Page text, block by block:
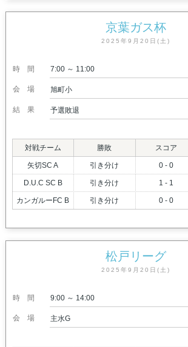
京葉ガス杯
2025年9月20日(土)
時間 7:00 ～ 11:00
会場 旭町小
結果 予選敗退
対戦チーム 勝敗 スコア
矢切SC A 引き分け 0 - 0
D.U.C SC B 引き分け 1 - 1
カンガルーFC B 引き分け 0 - 0
松戸リーグ
2025年9月20日(土)
時間 9:00 ～ 14:00
会場 主水G